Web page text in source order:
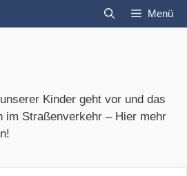
Menü
Kinder geht vor und das
im Straßenverkehr – Hier mehr